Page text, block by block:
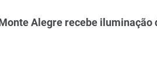
Alegre recebe iluminação